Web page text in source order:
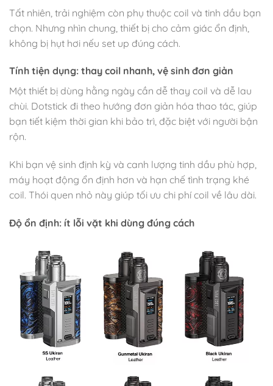
Tất nhiên, trải nghiệm còn phụ thuộc coil và tinh dầu bạn
chọn. Nhưng nhìn chung, thiết bị cho cảm giác ổn định,
không bị hụt hơi nếu set up đúng cách.
Tính tiện dụng: thay coil nhanh, vệ sinh đơn giản
Một thiết bị dùng hằng ngày cần dễ thay coil và dễ lau
chùi. Dotstick đi theo hướng đơn giản hóa thao tác, giúp
bạn tiết kiệm thời gian khi bảo trì, đặc biệt với người bận
rộn.
Khi bạn vệ sinh định kỳ và canh lượng tinh dầu phù hợp,
máy hoạt động ổn định hơn và hạn chế tình trạng khé
coil. Thói quen nhỏ này giúp tối ưu chi phí coil về lâu dài.
Độ ổn định: ít lỗi vặt khi dùng đúng cách